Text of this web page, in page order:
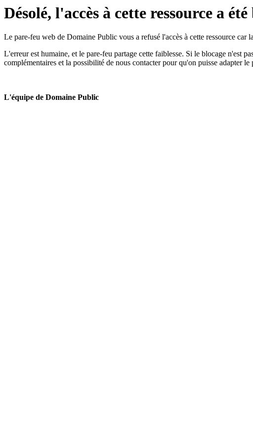
Désolé, l'accès à cette ressource a
Le pare-feu web de Domaine Public vous a refusé l'accès à cette ressource car
L'erreur est humaine, et le pare-feu partage cette faiblesse. Si le blocage n'est
complémentaires et la possibilité de nous contacter pour qu'on puisse adapter le
L'équipe de Domaine Public